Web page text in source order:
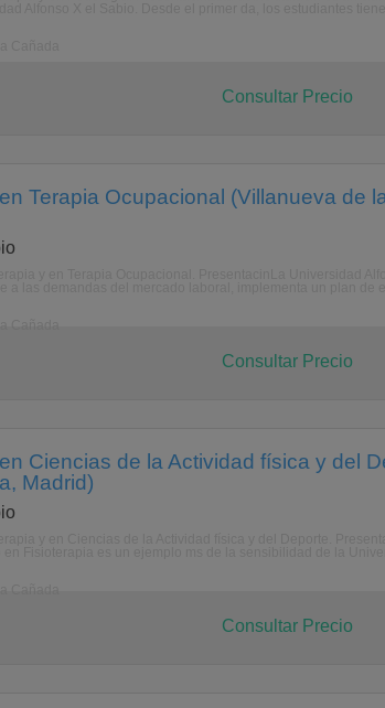
Consultar Precio
Terapia Ocupacional (Villanueva de
Consultar Precio
Ciencias de la Actividad física y del
Madrid)
Consultar Precio